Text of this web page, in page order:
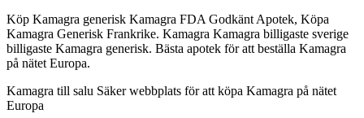
Köp Kamagra generisk Kamagra FDA Godkänt Apotek, Köpa
Kamagra Generisk Frankrike. Kamagra Kamagra billigaste sverige
billigaste Kamagra generisk. Bästa apotek för att beställa Kamagra
på nätet Europa.
Kamagra till salu Säker webbplats för att köpa Kamagra på nätet
Europa